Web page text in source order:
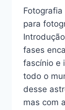
para
fases
fascínio e
todo o
desse
mas com